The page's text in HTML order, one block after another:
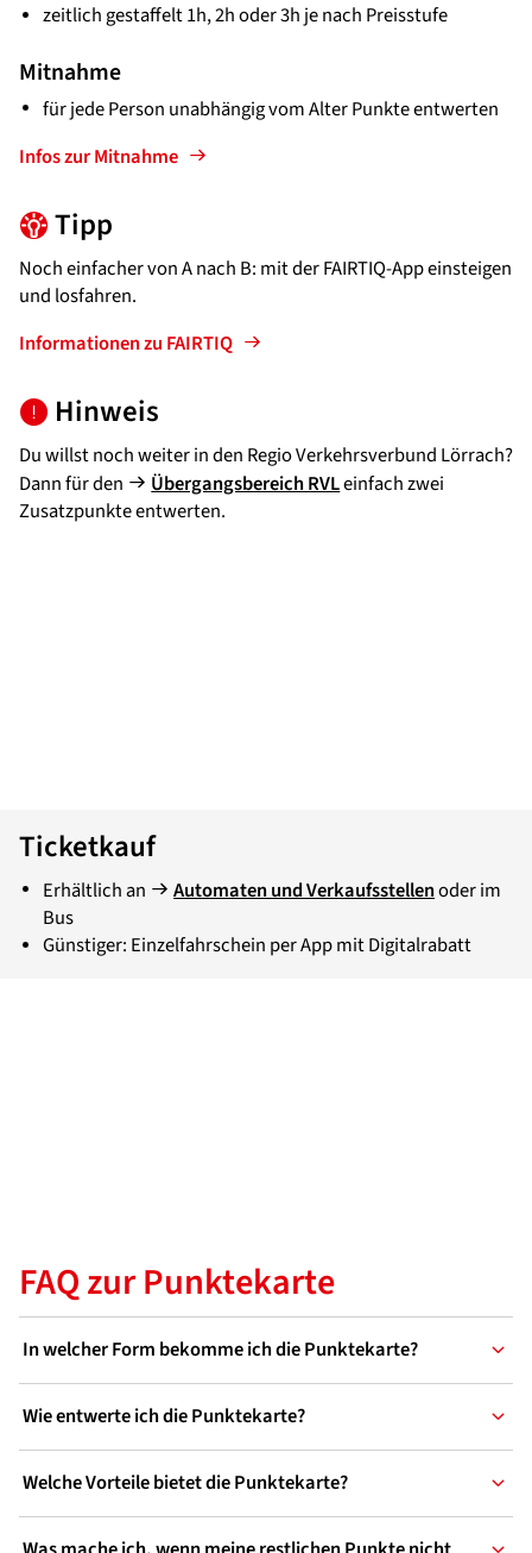
zeitlich gestaffelt 1h, 2h oder 3h je nach Preisstufe
Mitnahme
für jede Person unabhängig vom Alter Punkte entwerten
Infos zur Mitnahme
Tipp
Noch einfacher von A nach B: mit der FAIRTIQ-App einsteigen
und losfahren.
Informationen zu FAIRTIQ
Hinweis
Du willst noch weiter in den Regio Verkehrsverbund Lörrach?
Dann für den
Übergangsbereich RVLeinfach zwei
Zusatzpunkte entwerten.
Ticketkauf
Erhältlich an Automaten und Verkaufsstellenoder im
Bus
Günstiger: Einzelfahrschein per App mit Digitalrabatt
FAQ zur Punktekarte
In welcher Form bekomme ich die Punktekarte?
Wie entwerte ich die Punktekarte?
Welche Vorteile bietet die Punktekarte?